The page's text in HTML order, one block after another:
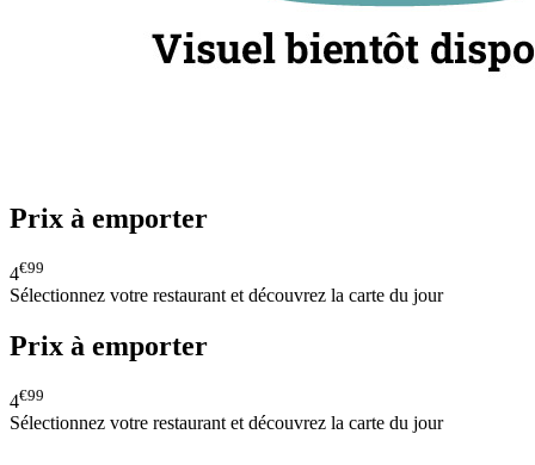
Prix à emporter
4€99
Sélectionnez votre restaurant et découvrez la carte du jour
Prix à emporter
4€99
Sélectionnez votre restaurant et découvrez la carte du jour